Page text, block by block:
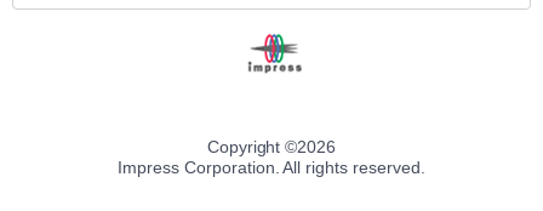
Copyright ©2026
Impress Corporation. All rights reserved.